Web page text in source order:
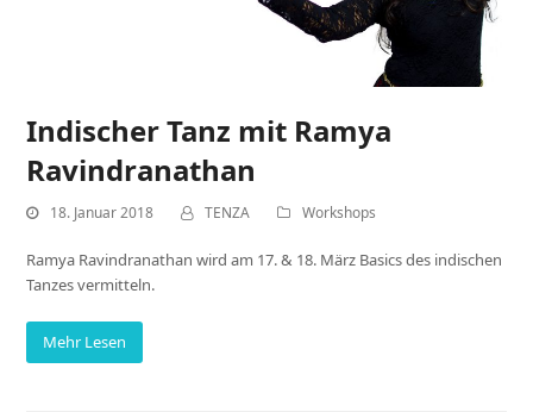
Indischer Tanz mit Ramya
Ravindranathan
18. Januar 2018 TENZA Workshops
Ramya Ravindranathan wird am 17. & 18. März Basics des indischen
Tanzes vermitteln.
Mehr Lesen